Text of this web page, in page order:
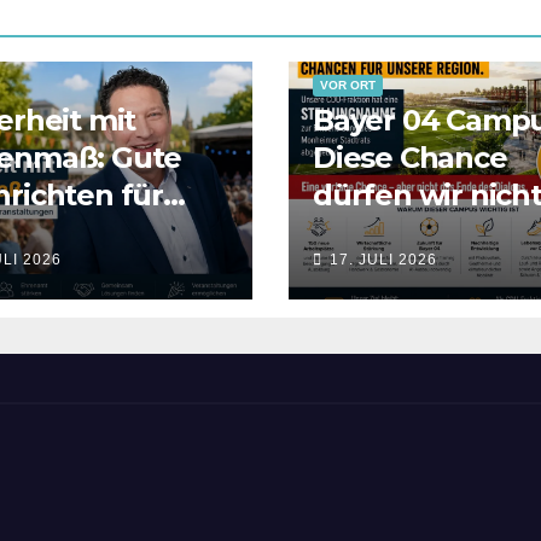
mit
Gute
für
und
2026
VOR ORT
Bayer 04
Diese Chance
dürfen wir nicht
einfach
17. JULI 2026